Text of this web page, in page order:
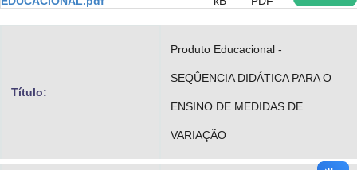
Título:
Produto Educacional -
SEQÛENCIA DIDÁTICA PARA O
ENSINO DE MEDIDAS DE
VARIAÇÃO